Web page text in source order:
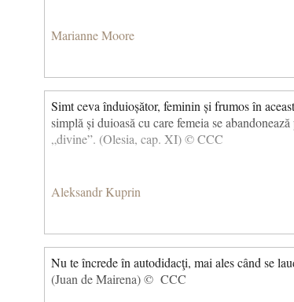
Marianne Moore
Simt ceva înduioșător, feminin și frumos în
simplă și duioasă cu care femeia se
„divine”. (Olesia, cap. XI) © CCC
Aleksandr Kuprin
Nu te încrede în autodidacţi, mai ales când se
(Juan de Mairena) © CCC